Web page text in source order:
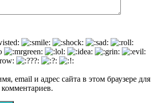
email и адрес сайта в этом браузере для